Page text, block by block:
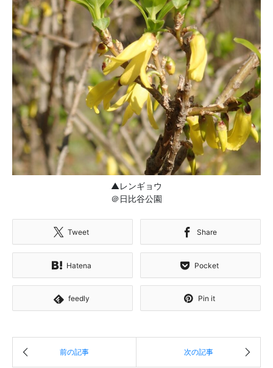
▲レンギョウ
＠日比谷公園
Tweet Share
Hatena Pocket
feedly Pin it